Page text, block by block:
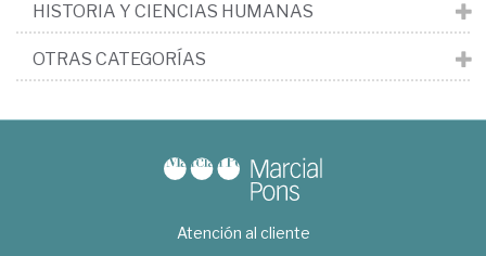
HISTORIA Y CIENCIAS HUMANAS
OTRAS CATEGORÍAS
Atención al cliente